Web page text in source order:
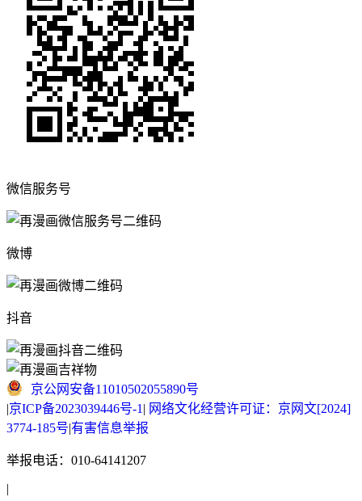
微信服务号
微博
抖音
京公网安备11010502055890号
|京ICP备2023039446号-1 | 网络文化经营许可证：京网文[2024]
3774-185号|有害信息举报
举报电话：010-64141207
|